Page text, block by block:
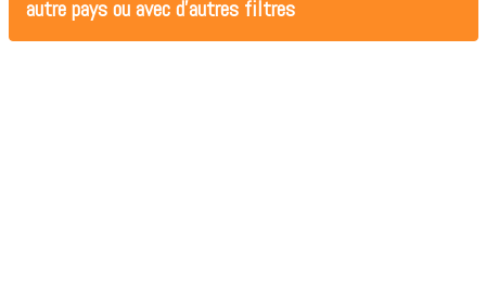
autre pays ou avec d'autres filtres